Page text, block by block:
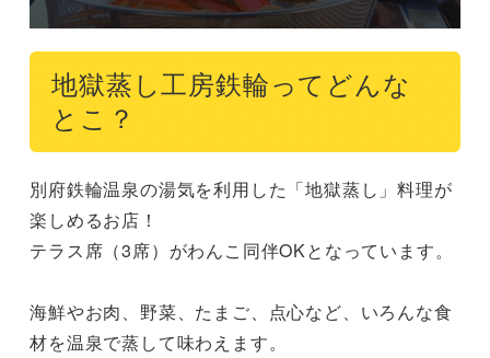
地獄蒸し工房鉄輪ってどんな
とこ？
別府鉄輪温泉の湯気を利用した「地獄蒸し」料理が
楽しめるお店！
テラス席（3席）がわんこ同伴OKとなっています。
海鮮やお肉、野菜、たまご、点心など、いろんな食
材を温泉で蒸して味わえます。